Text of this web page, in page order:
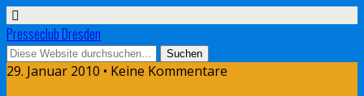
Presseclub Dresden
29. Januar 2010 • Keine Kommentare